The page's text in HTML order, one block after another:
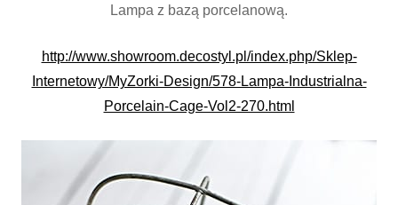
Lampa z bazą porcelanową.
http://www.showroom.decostyl.pl/index.php/Sklep-
Internetowy/MyZorki-Design/578-Lampa-Industrialna-
Porcelain-Cage-Vol2-270.html